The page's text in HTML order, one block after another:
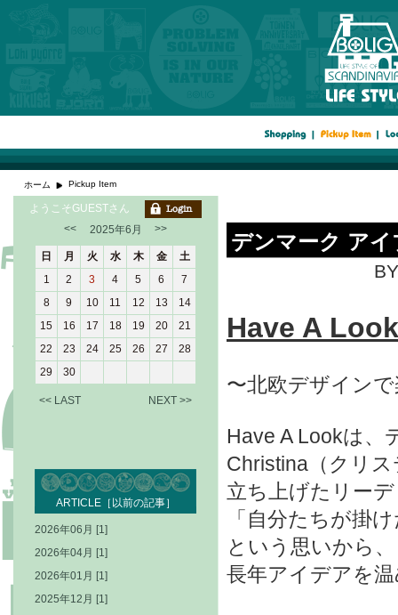
ホーム Pickup Item
デンマーク ア
Have A
〜北欧デザイン
Have A Lookは、
Christina（クリ
立ち上げたリー
「自分たちが掛
という思いから、
長年アイデアを
ようこそGUESTさん
<<
2025年6月 >>
日 月 火 水 木 金
土
1
2 3 4 5 6
7
8
9 10 11 12 13
14
15
16 17 18 19 20
21
22
23 24 25 26 27
28
29
30
<< LAST NEXT >>
ARTICLE［以前の記事］
2026年06月 [1]
2026年04月 [1]
2026年01月 [1]
2025年12月 [1]